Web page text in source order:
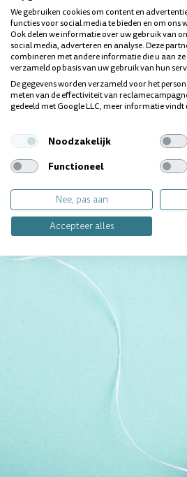
Ieder gebit is uniek.
een specifieke
Wij geven jou
Contact opnemen
We gebruiken cookies om content en
functies voor social media te bieden en om ons
Ook delen we informatie over uw gebruik van
social media, adverteren en analyse. Deze
combineren met andere informatie die u aan
verzameld op basis van uw gebruik van hun
De gegevens worden verzameld voor het
meten van de effectiviteit van
gedeeld met Google LLC, meer informatie vindt
Noodzakelijk
Functioneel
Nee, pas aan
Accepteer alles